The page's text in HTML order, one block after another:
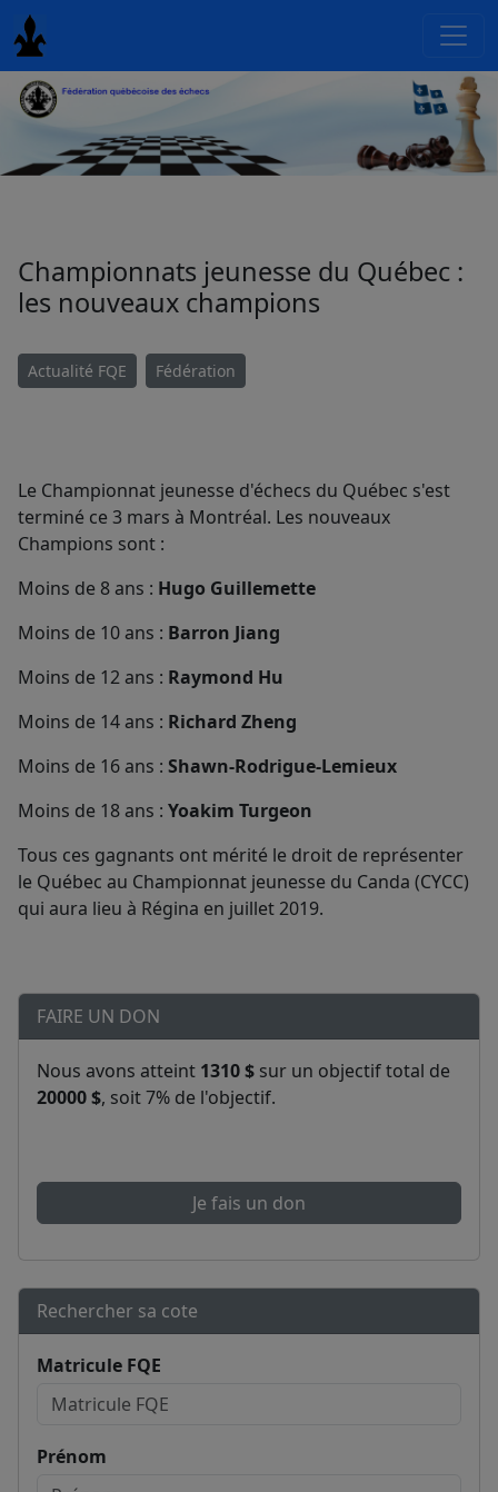
Championnats jeunesse du Québec :
les nouveaux champions
Actualité FQE Fédération
Le Championnat jeunesse d'échecs du Québec s'est
terminé ce 3 mars à Montréal. Les nouveaux
Champions sont :
Moins de 8 ans : Hugo Guillemette
Moins de 10 ans : Barron Jiang
Moins de 12 ans : Raymond Hu
Moins de 14 ans : Richard Zheng
Moins de 16 ans : Shawn-Rodrigue-Lemieux
Moins de 18 ans : Yoakim Turgeon
Tous ces gagnants ont mérité le droit de représenter
le Québec au Championnat jeunesse du Canda (CYCC)
qui aura lieu à Régina en juillet 2019.
FAIRE UN DON
Nous avons atteint 1310 $ sur un objectif total de
20000 $, soit 7% de l'objectif.
Je fais un don
Rechercher sa cote
Matricule FQE
Prénom